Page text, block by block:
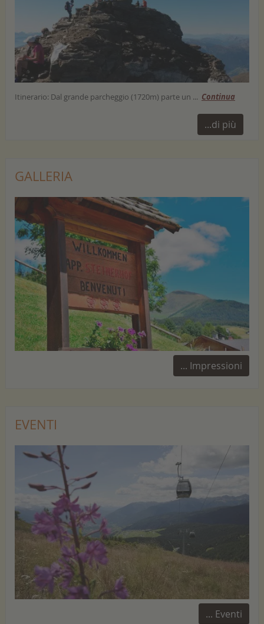
Itinerario: Dal grande parcheggio (1720m) parte un ... Continua
...di più
GALLERIA
... Impressioni
EVENTI
... Eventi